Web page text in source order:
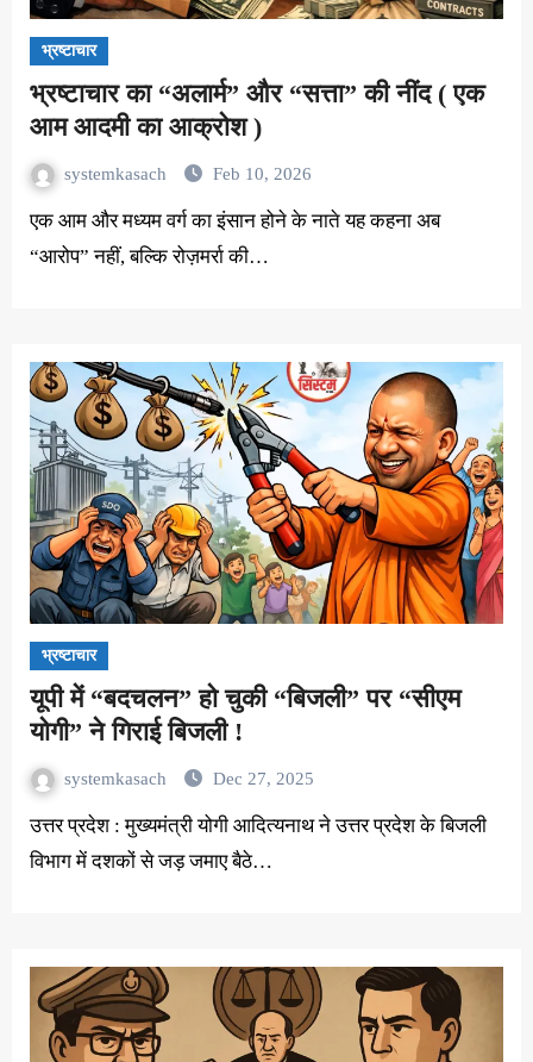
भ्रष्टाचार
भ्रष्टाचार का “अलार्म” और “सत्ता” की नींद ( एक
आम आदमी का आक्रोश )
systemkasach Feb 10, 2026
एक आम और मध्यम वर्ग का इंसान होने के नाते यह कहना अब
“आरोप” नहीं, बल्कि रोज़मर्रा की…
भ्रष्टाचार
यूपी में “बदचलन” हो चुकी “बिजली” पर “सीएम
योगी” ने गिराई बिजली !
systemkasach Dec 27, 2025
उत्तर प्रदेश : मुख्यमंत्री योगी आदित्यनाथ ने उत्तर प्रदेश के बिजली
विभाग में दशकों से जड़ जमाए बैठे…